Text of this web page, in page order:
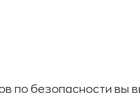
по безопасности вы